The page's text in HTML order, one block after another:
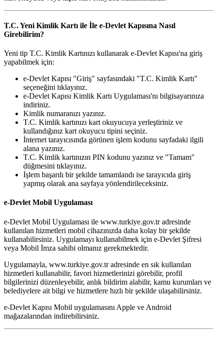
T.C. Yeni Kimlik Kartı ile İle e-Devlet Kapısına Nasıl
Girebilirim?
Yeni tip T.C. Kimlik Kartınızı kullanarak e-Devlet Kapısı'na giriş
yapabilmek için:
e-Devlet Kapısı "Giriş" sayfasındaki "T.C. Kimlik Kartı"
seçeneğini tıklayınız.
e-Devlet Kapısı Kimlik Kartı Uygulaması'nı bilgisayarınıza
indiriniz.
Kimlik numaranızı yazınız.
T.C. Kimlik kartınızı kart okuyucuya yerleştiriniz ve
kullandığınız kart okuyucu tipini seçiniz.
İnternet tarayıcısında görünen işlem kodunu sayfadaki ilgili
alana yazınız.
T.C. Kimlik kartınızın PIN kodunu yazınız ve "Tamam"
düğmesini tıklayınız.
İşlem başarılı bir şekilde tamamlandı ise tarayıcıda giriş
yapmış olarak ana sayfaya yönlendirileceksiniz.
e-Devlet Mobil Uygulaması
e-Devlet Mobil Uygulaması ile www.turkiye.gov.tr adresinde
kullanılan hizmetleri mobil cihazınızda daha kolay bir şekilde
kullanabilirsiniz. Uygulamayı kullanabilmek için e-Devlet Şifresi
veya Mobil İmza sahibi olmanız gerekmektedir.
Uygulamayla, www.turkiye.gov.tr adresinde en sık kullanılan
hizmetleri kullanabilir, favori hizmetlerinizi görebilir, profil
bilgilerinizi düzenleyebilir, anlık bildirim alabilir, kamu kurumları ve
belediyelere ait bilgi ve hizmetlere hızlı bir şekilde ulaşabilirsiniz.
e-Devlet Kapısı Mobil uygulamasını Apple ve Android
mağazalarından indirebilirsiniz.